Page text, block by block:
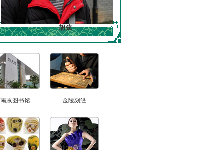
胡弦
南京图书馆 金陵刻经